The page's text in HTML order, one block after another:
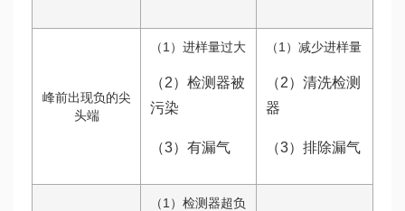
峰前出现负的尖
头端
（1）进样量过大
（2）检测器被
污染
（3）有漏气
（1）减少进样量
（2）清洗检测
器
（3）排除漏气
（1）检测器超负